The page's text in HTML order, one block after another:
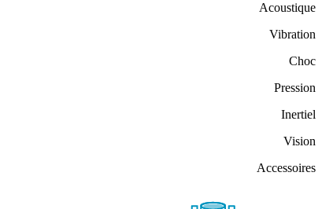
Acoustique
Vibration
Choc
Pression
Inertiel
Vision
Accessoires